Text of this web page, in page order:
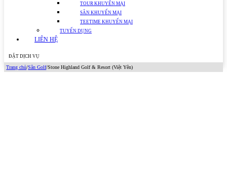
TOUR KHUYẾN MẠI
SÂN KHUYẾN MẠI
TEETIME KHUYẾN MẠI
TUYỂN DỤNG
LIÊN HỆ
ĐẶT DỊCH VỤ
Trang chủ/Sân Golf/Stone Highland Golf & Resort (Việt Yên)